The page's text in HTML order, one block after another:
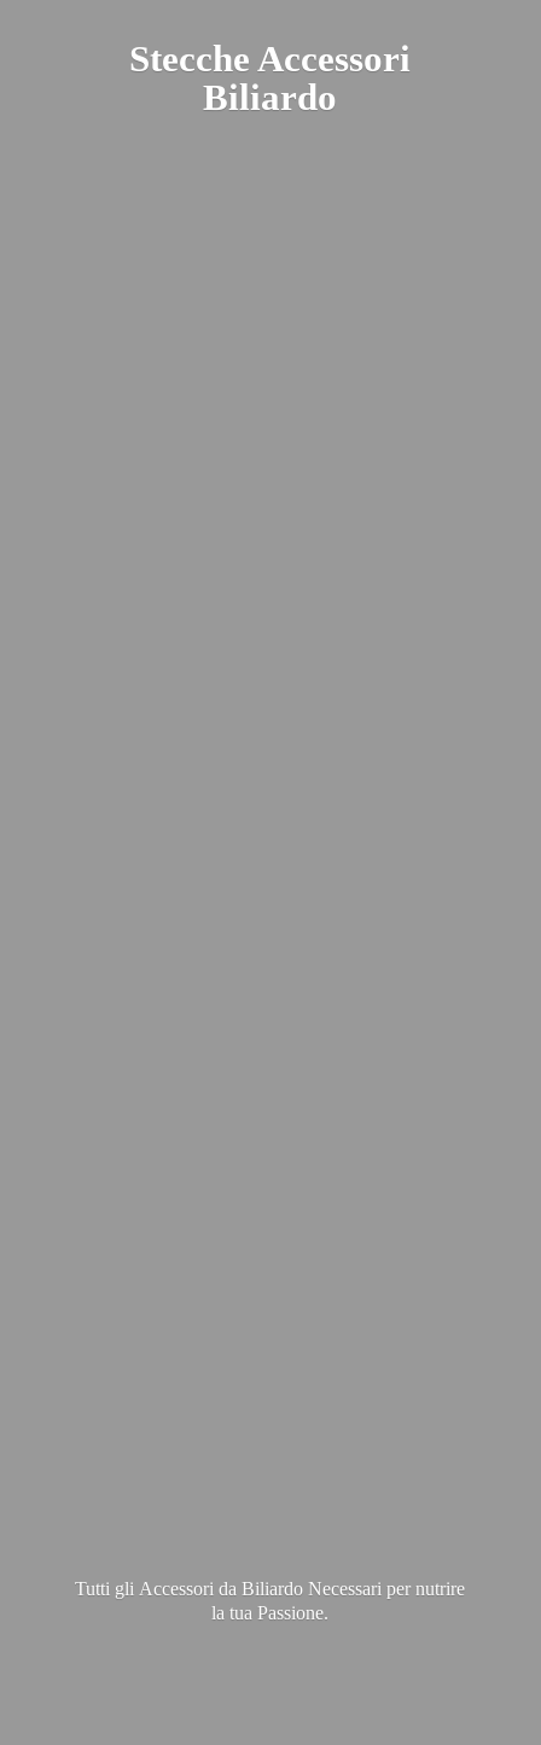
SteccheAccessori
Biliardo
Tutti gli Accessori da Biliardo Necessari per nutrire
latua Passione.